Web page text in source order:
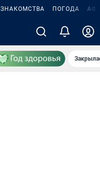
ЗНАКОМСТВА ПОГОДА